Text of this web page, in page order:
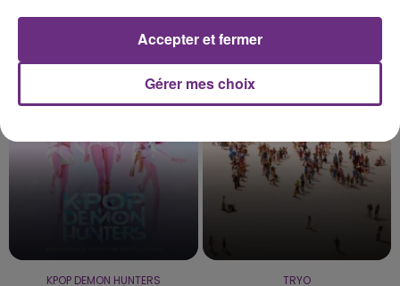
fermer ses portes.
TITRES DIFFUSÉS
KPOP DEMON HUNTERS TRYO
Gérer mes choix
Accepter et fermer